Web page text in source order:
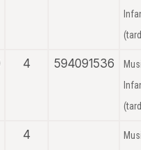
4 594091536
4